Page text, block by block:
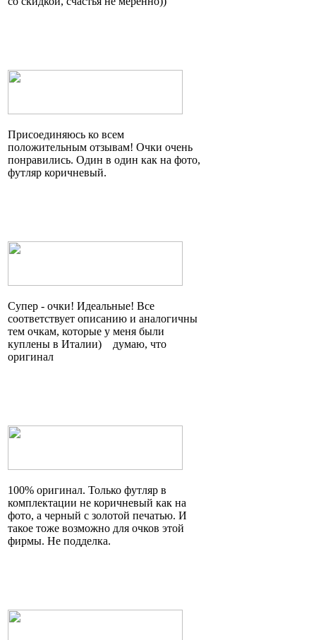
Присоединяюсь ко всем
положительным отзывам! Очки очень
понравились. Один в один как на фото,
футляр коричневый.
Супер - очки! Идеальные! Все
соответствует описанию и аналогичны
тем очкам, которые у меня были
куплены в Италии)
думаю, что
оригинал
100% оригинал. Только футляр в
комплектации не коричневый как на
фото, а черный с золотой печатью. И
такое тоже возможно для очков этой
фирмы. Не подделка.